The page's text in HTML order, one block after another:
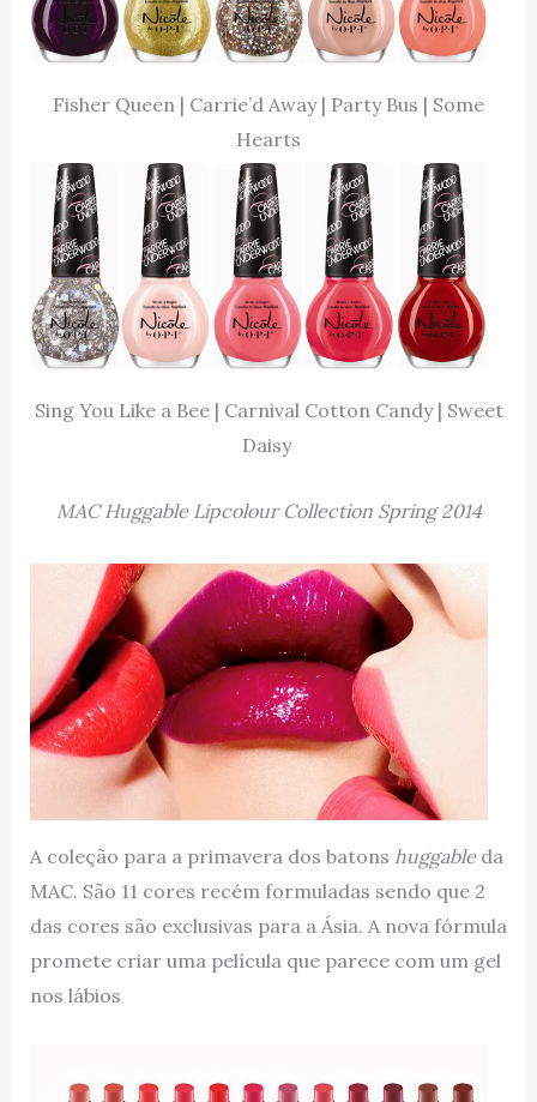
Fisher Queen | Carrie’d Away | Party Bus | Some
Hearts
Sing You Like a Bee | Carnival Cotton Candy | Sweet
Daisy
MAC Huggable Lipcolour Collection Spring 2014
A coleção para a primavera dos batons huggableda
MAC. São 11 cores recém formuladas sendo que 2
das cores são exclusivas para a Ásia. A nova fórmula
promete criar uma película que parece com um gel
nos lábios